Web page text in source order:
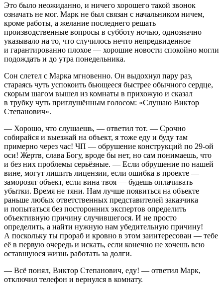
Это было неожиданно, и ничего хорошего такой звонок
означать не мог. Марк не был связан с начальником ничем,
кроме работы, а желание последнего решать
производственные вопросы в субботу ночью, однозначно
указывало на то, что случилось нечто непредвиденное
и гарантированно плохое — хорошие новости спокойно могли
подождать и до утра понедельника.
Сон слетел с Марка мгновенно. Он выдохнул пару раз,
стараясь чуть успокоить бьющееся быстрее обычного сердце,
скорым шагом вышел из комнаты в прихожую и сказал
в трубку чуть приглушённым голосом: «Слушаю Виктор
Степанович».
— Хорошо, что слушаешь, — ответил тот. — Срочно
собирайся и выезжай на объект, я тоже еду и буду там
примерно через час! ЧП — обрушение конструкций по 29-ой
оси! Жертв, слава Богу, вроде бы нет, но сам понимаешь, что
и без них проблемы серьёзные. — Если обрушение по нашей
вине, могут лишить лицензии, если ошибка в проекте —
заморозят объект, если вина твоя — будешь оплачивать
убытки. Время не тяни. Нам лучше появиться на объекте
раньше любых ответственных представителей заказчика
и попытаться без посторонних экспертов определить
объективную причину случившегося. И не просто
определить, а найти нужную нам убедительную причину!
А поскольку ты прораб и кровно в этом заинтересован — тебе
её в первую очередь и искать, если конечно не хочешь всю
оставшуюся жизнь работать за долги.
— Всё понял, Виктор Степанович, еду! — ответил Марк,
отключил телефон и вернулся в комнату.